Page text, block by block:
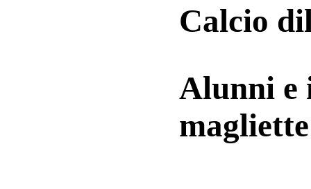
Calcio
Alunni e